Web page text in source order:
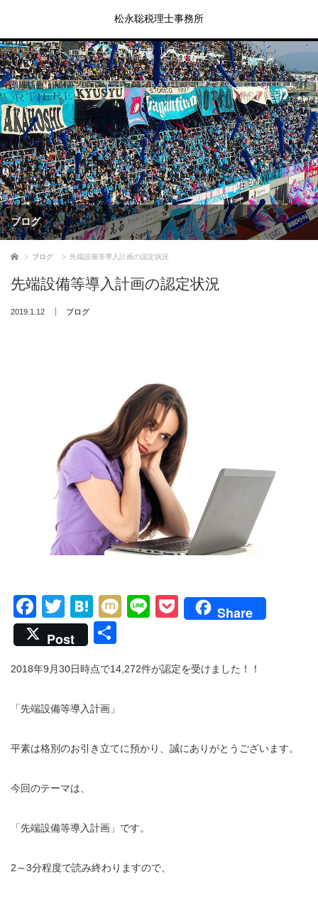
松永聡税理士事務所
ブログ
ホーム ブログ 先端設備等導入計画の認定状況
先端設備等導入計画の認定状況
2019.1.12 ブログ
Facebook
Twitter
Hatena
MixiLinePocket
Share
Post
2018年9月30日時点で14,272件が認定を受けました！！
「先端設備等導入計画」
平素は格別のお引き立てに預かり、誠にありがとうございます。
今回のテーマは、
「先端設備等導入計画」です。
2～3分程度で読み終わりますので、